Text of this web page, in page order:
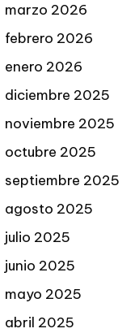
marzo 2026
febrero 2026
enero 2026
diciembre 2025
noviembre 2025
octubre 2025
septiembre 2025
agosto 2025
julio 2025
junio 2025
mayo 2025
abril 2025